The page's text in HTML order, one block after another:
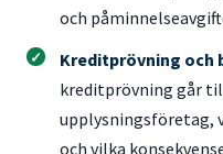
och
Kreditprövning och
kreditprövning går
upplysningsföretag,
och vilka